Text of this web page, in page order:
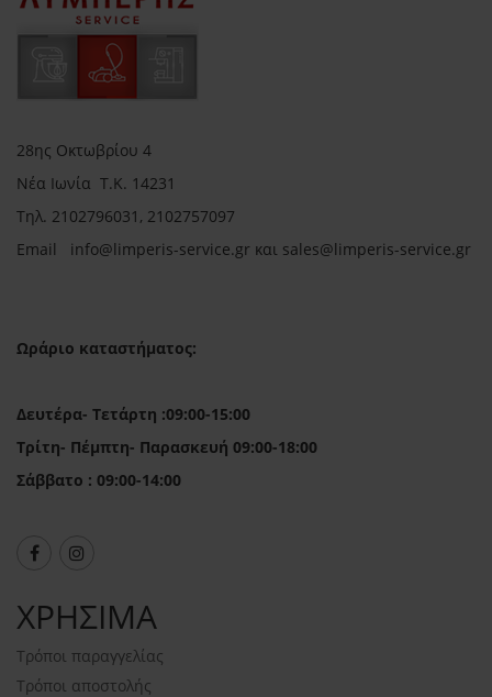
28ης Οκτωβρίου 4
Νέα Ιωνία Τ.Κ. 14231
Τηλ. 2102796031, 2102757097
Email info@limperis-service.gr και sales@limperis-service.gr
Ωράριο καταστήματος:
Δευτέρα- Τετάρτη :09:00-15:00
Τρίτη- Πέμπτη- Παρασκευή 09:00-18:00
Σάββατο : 09:00-14:00
ΧΡΗΣΙΜΑ
Τρόποι παραγγελίας
Τρόποι αποστολής